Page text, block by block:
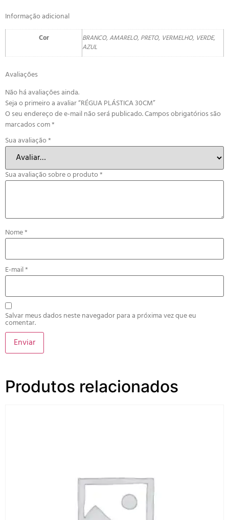
Informação adicional
Cor
BRANCO, AMARELO, PRETO, VERMELHO, VERDE,
AZUL
Avaliações
Não há avaliações ainda.
Seja o primeiro a avaliar “RÉGUA PLÁSTICA 30CM”
O seu endereço de e-mail não será publicado.Campos obrigatórios são
marcados com*
Sua avaliação*
Sua avaliação sobre o produto*
Nome*
E-mail*
Salvar meus dados neste navegador para a próxima vez que eu
comentar.
Produtos relacionados